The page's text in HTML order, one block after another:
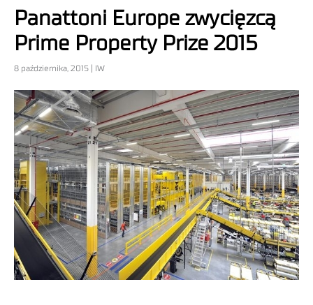
Panattoni Europe zwycięzcą
Prime Property Prize 2015
8 października, 2015 | IW